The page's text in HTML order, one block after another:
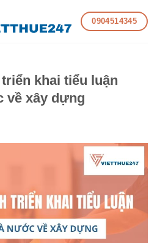
0904514345
khai tiểu luận
về xây dựng